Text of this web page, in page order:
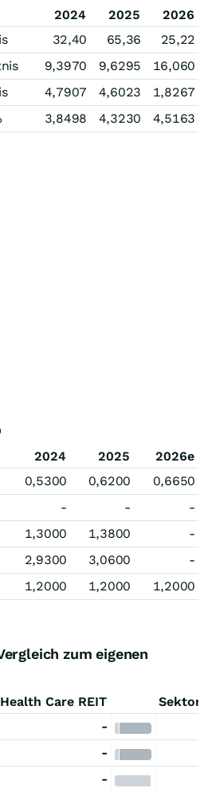
2024 2025
2026
32,40 65,36
25,22
9,3970 9,6295
16,060
4,7907 4,6023
1,8267
3,8498 4,3230 4,5163
2024 2025
2026e
0,5300 0,6200
0,6650
- -
-
1,3000 1,3800
-
2,9300 3,0600
-
1,2000 1,2000 1,2000
zum eigenen
Care REIT
-
-
-